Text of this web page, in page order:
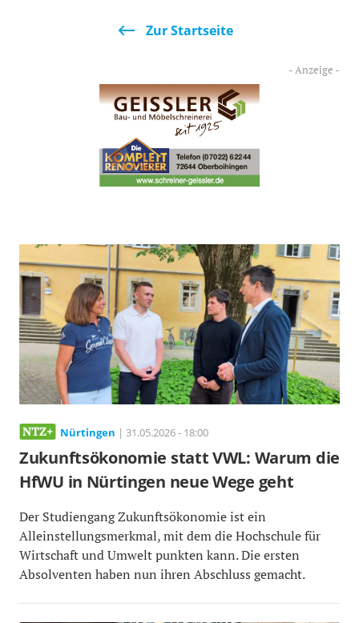
Zur Startseite
Nürtingen | 31.05.2026 - 18:00
Zukunftsökonomie statt VWL: Warum die
HfWU in Nürtingen neue Wege geht
Der Studiengang Zukunftsökonomie ist ein
Alleinstellungsmerkmal, mit dem die Hochschule für
Wirtschaft und Umwelt punkten kann. Die ersten
Absolventen haben nun ihren Abschluss gemacht.